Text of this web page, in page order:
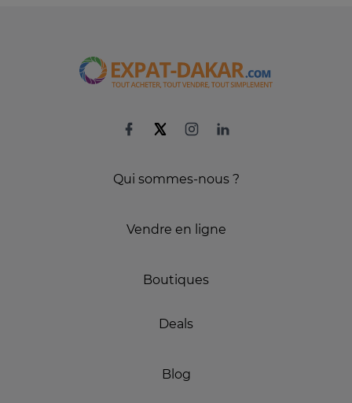
Qui sommes-nous ?
Vendre en ligne
Boutiques
Deals
Blog